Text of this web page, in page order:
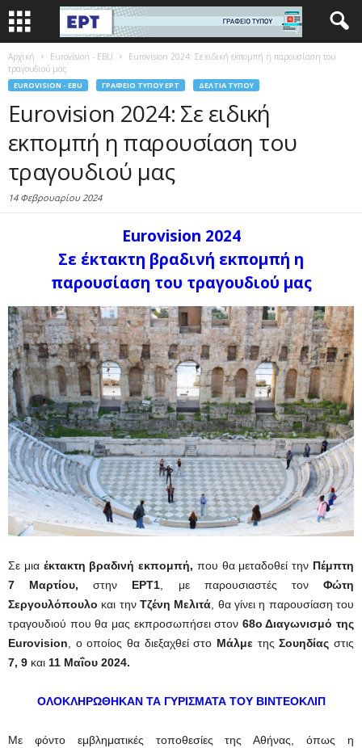
Αρχική Eurovision - EBU
Eurovision 2024: Σε ειδική εκπομπή η παρουσίαση του
τραγουδιού μας
EUROVISION - EBU ΓΡΑΦΕΊΟ ΤΎΠΟΥ ΕΡΤ ΔΕΛΤΊΑ ΤΎΠΟΥ
Eurovision 2024: Σε ειδική
εκπομπή η παρουσίαση του
τραγουδιού μας
14 Φεβρουαρίου 2024
Eurovision 2024
Σε έκτακτη βραδινή εκπομπή η
παρουσίαση του τραγουδιού μας
Σε μια έκτακτη βραδινή εκπομπή, που θα μεταδοθεί την Πέμπτη
7 Μαρτίου, στην ΕΡΤ1, με παρουσιαστές τονΦώτη
Σεργουλόπουλο και την Τζένη Μελιτά, θα γίνει η παρουσίαση του
τραγουδιού που θα μας εκπροσωπήσει στον 68ο Διαγωνισμό της
Eurovision, ο οποίος θα διεξαχθεί στο Μάλμε τηςΣουηδίας στις
7, 9 και 11 Μαΐου 2024.
ΟΛΟΚΛΗΡΩΘΗΚΑΝ ΤΑ ΓΥΡΙΣΜΑΤΑ ΤΟΥ ΒΙΝΤΕΟΚΛΙΠ
Με φόντο εμβληματικές τοποθεσίες της Αθήνας, όπως η